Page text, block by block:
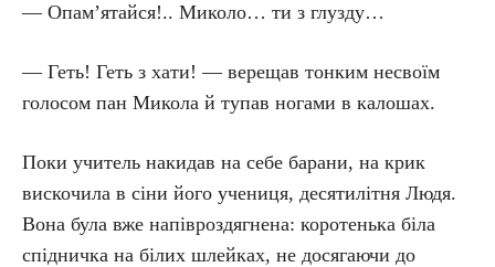
— Опам’ятайся!.. Миколо… ти з глузду…
— Геть! Геть з хати! — верещав тонким несвоїм
голосом пан Микола й тупав ногами в калошах.
Поки учитель накидав на себе барани, на крик
вискочила в сіни його учениця, десятилітня Людя.
Вона була вже напівроздягнена: коротенька біла
спідничка на білих шлейках, не досягаючи до